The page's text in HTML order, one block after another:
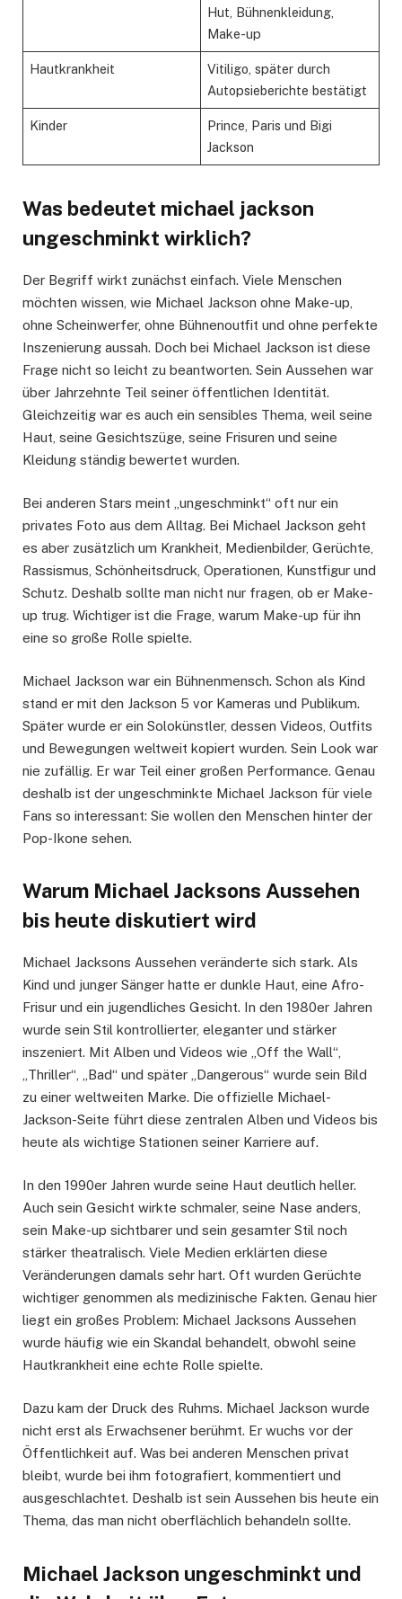
Hut, Bühnenkleidung,
Make-up
Hautkrankheit
Vitiligo, später durch
Autopsieberichte bestätigt
Kinder
Prince, Paris und Bigi
Jackson
Was bedeutet michael jackson
ungeschminkt wirklich?
Der Begriff wirkt zunächst einfach. Viele Menschen
möchten wissen, wie Michael Jackson ohne Make-up,
ohne Scheinwerfer, ohne Bühnenoutfit und ohne perfekte
Inszenierung aussah. Doch bei Michael Jackson ist diese
Frage nicht so leicht zu beantworten. Sein Aussehen war
über Jahrzehnte Teil seiner öffentlichen Identität.
Gleichzeitig war es auch ein sensibles Thema, weil seine
Haut, seine Gesichtszüge, seine Frisuren und seine
Kleidung ständig bewertet wurden.
Bei anderen Stars meint „ungeschminkt“ oft nur ein
privates Foto aus dem Alltag. Bei Michael Jackson geht
es aber zusätzlich um Krankheit, Medienbilder, Gerüchte,
Rassismus, Schönheitsdruck, Operationen, Kunstfigur und
Schutz. Deshalb sollte man nicht nur fragen, ob er Make-
up trug. Wichtiger ist die Frage, warum Make-up für ihn
eine so große Rolle spielte.
Michael Jackson war ein Bühnenmensch. Schon als Kind
stand er mit den Jackson 5 vor Kameras und Publikum.
Später wurde er ein Solokünstler, dessen Videos, Outfits
und Bewegungen weltweit kopiert wurden. Sein Look war
nie zufällig. Er war Teil einer großen Performance. Genau
deshalb ist der ungeschminkte Michael Jackson für viele
Fans so interessant: Sie wollen den Menschen hinter der
Pop-Ikone sehen.
Warum Michael Jacksons Aussehen
bis heute diskutiert wird
Michael Jacksons Aussehen veränderte sich stark. Als
Kind und junger Sänger hatte er dunkle Haut, eine Afro-
Frisur und ein jugendliches Gesicht. In den 1980er Jahren
wurde sein Stil kontrollierter, eleganter und stärker
inszeniert. Mit Alben und Videos wie „Off the Wall“,
„Thriller“, „Bad“ und später „Dangerous“ wurde sein Bild
zu einer weltweiten Marke. Die offizielle Michael-
Jackson-Seite führt diese zentralen Alben und Videos bis
heute als wichtige Stationen seiner Karriere auf.
In den 1990er Jahren wurde seine Haut deutlich heller.
Auch sein Gesicht wirkte schmaler, seine Nase anders,
sein Make-up sichtbarer und sein gesamter Stil noch
stärker theatralisch. Viele Medien erklärten diese
Veränderungen damals sehr hart. Oft wurden Gerüchte
wichtiger genommen als medizinische Fakten. Genau hier
liegt ein großes Problem: Michael Jacksons Aussehen
wurde häufig wie ein Skandal behandelt, obwohl seine
Hautkrankheit eine echte Rolle spielte.
Dazu kam der Druck des Ruhms. Michael Jackson wurde
nicht erst als Erwachsener berühmt. Er wuchs vor der
Öffentlichkeit auf. Was bei anderen Menschen privat
bleibt, wurde bei ihm fotografiert, kommentiert und
ausgeschlachtet. Deshalb ist sein Aussehen bis heute ein
Thema, das man nicht oberflächlich behandeln sollte.
Michael Jackson ungeschminkt und